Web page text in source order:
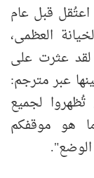
قبل عام
العظمى،
عثرت على
عبر مترجم:
لجميع
هو موقفكم